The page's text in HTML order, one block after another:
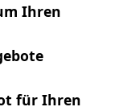
Ihren
für Ihren